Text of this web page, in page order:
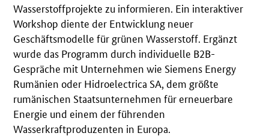
Wasserstoffprojekte zu informieren. Ein interaktiver
Workshop diente der Entwicklung neuer
Geschäftsmodelle für grünen Wasserstoff. Ergänzt
wurde das Programm durch individuelle B2B-
Gespräche mit Unternehmen wie Siemens Energy
Rumänien oder Hidroelectrica SA, dem größte
rumänischen Staatsunternehmen für erneuerbare
Energie und einem der führenden
Wasserkraftproduzenten in Europa.